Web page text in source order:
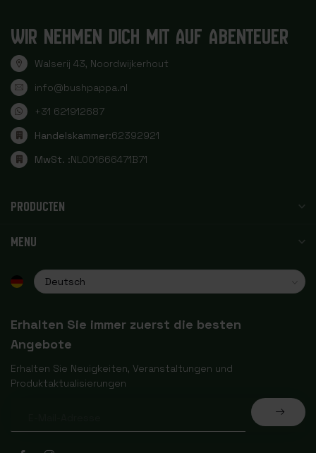
WIR NEHMEN DICH MIT AUF ABENTEUER
Walserij 43, Noordwijkerhout
info@bushpappa.nl
+31 621912687
Handelskammer:62392921
MwSt. :NL001666471B71
PRODUCTEN
MENU
Erhalten Sie immer zuerst die besten
Angebote
Erhalten Sie Neuigkeiten, Veranstaltungen und
Produktaktualisierungen